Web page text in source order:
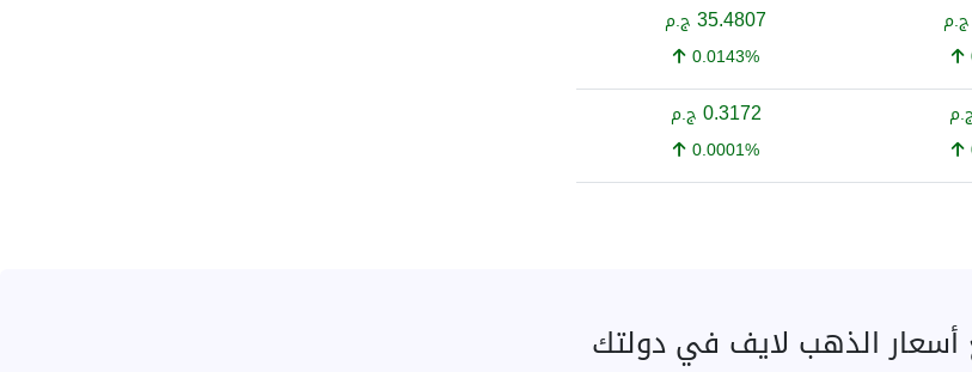
ج.م
35.4807 ج.م
0.0143%
0.3172 ج.م
0.0001%
أسعار الذهب لايف في دولتك